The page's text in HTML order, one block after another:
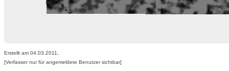
Erstellt am 04.03.2011,
[Verfasser nur für angemeldete Benutzer sichtbar]